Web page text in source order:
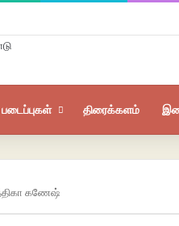
படைப்புகள் திரைக்களம்
கணேஷ்